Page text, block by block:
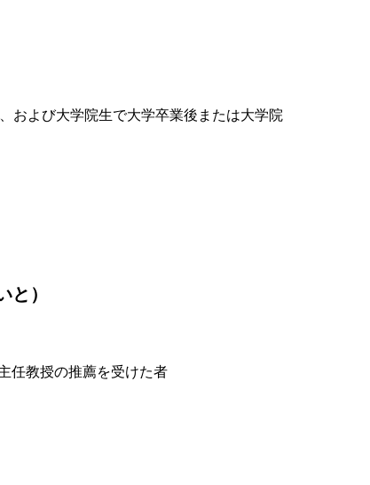
および大学院生で大学卒業後または大学院
）
任教授の推薦を受けた者